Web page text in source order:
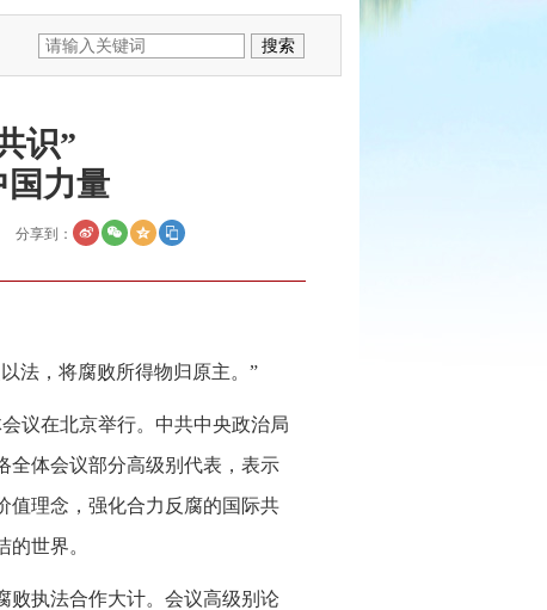
识”
国力量
分享到：
法，将腐败所得物归原主。”
议在北京举行。中共中央政治局
全体会议部分高级别代表，表示
值理念，强化合力反腐的国际共
世界。
败执法合作大计。会议高级别论